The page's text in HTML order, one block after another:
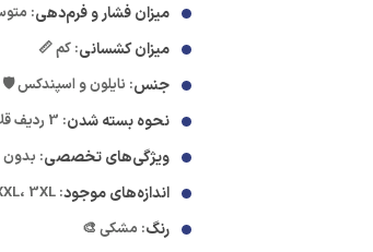
میزان فشار و فرم‌دهی:
میزان کشسانی: کم 📏
جنس: نایلون و اسپندکس 🛡️
نحوه بسته شدن: 3 ردیف قلاب فلزی و فاق زیپدار 🎛️
ویژگی‌های تخصصی: بدون
اندازه‌های موجود: M، L، XL، XXL، 3XL 📏
رنگ: مشکی 🎨